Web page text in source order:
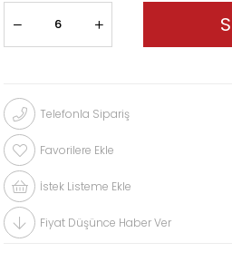
Telefonla Sipariş
Favorilere Ekle
İstek Listeme Ekle
Fiyat Düşünce Haber Ver